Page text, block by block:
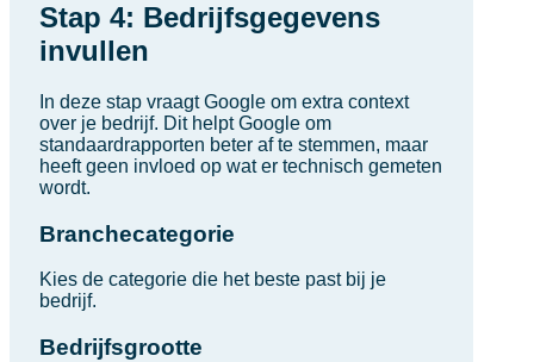
Stap 4: Bedrijfsgegevens
invullen
In deze stap vraagt Google om extra context
over je bedrijf. Dit helpt Google om
standaardrapporten beter af te stemmen, maar
heeft geen invloed op wat er technisch gemeten
wordt.
Branchecategorie
Kies de categorie die het beste past bij je
bedrijf.
Bedrijfsgrootte